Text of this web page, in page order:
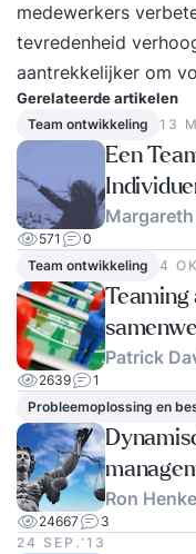
medewerkers
tevredenheid
aantrekkelijker om
Gerelateerde artikelen
Team ontwikkeling 13
Een
571
0
Team ontwikkeling
4
Teaming
Patrick
2639
1
Probleemoplossing en
Ron
24667
3
24 SEP.‘13